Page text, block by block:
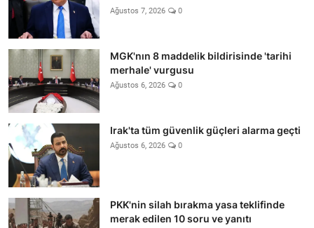
Ağustos 7, 2026 0
MGK'nın 8 maddelik bildirisinde 'tarihi
merhale' vurgusu
Ağustos 6, 2026 0
Irak'ta tüm güvenlik güçleri alarma geçti
Ağustos 6, 2026 0
PKK'nin silah bırakma yasa teklifinde
merak edilen 10 soru ve yanıtı